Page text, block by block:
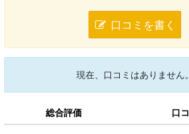
口コミを書く
現在、口コミはありません。
総合評価 口